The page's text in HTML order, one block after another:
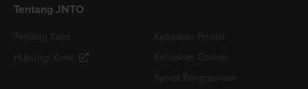
Tentang JNTO